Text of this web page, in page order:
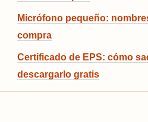
Micrófono pequeño:
compra
Certificado de EPS: cómo
descargarlo gratis